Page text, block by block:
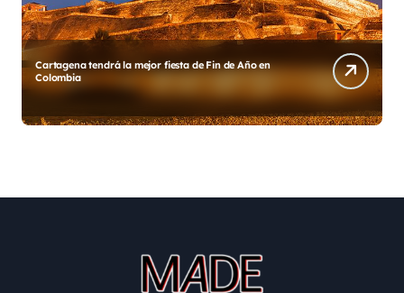
fiesta de Fin de Año en Diego y su Grupo Galé